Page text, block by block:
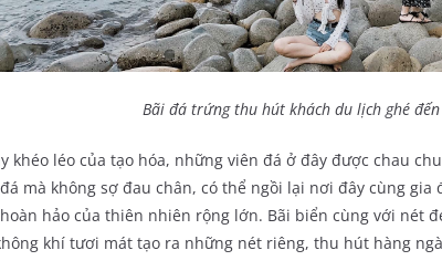
Bãi đá trứng thu hút khách du lịch ghé đến
khéo léo của tạo hóa, những viên đá ở đây được chau
mà không sợ đau chân, có thể ngồi lại nơi đây cùng
hảo của thiên nhiên rộng lớn. Bãi biển cùng với nét
khí tươi mát tạo ra những nét riêng, thu hút hàng